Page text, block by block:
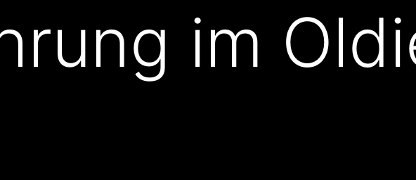
im